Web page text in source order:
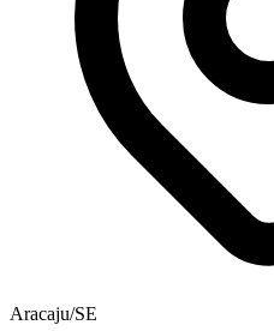
Aracaju/SE